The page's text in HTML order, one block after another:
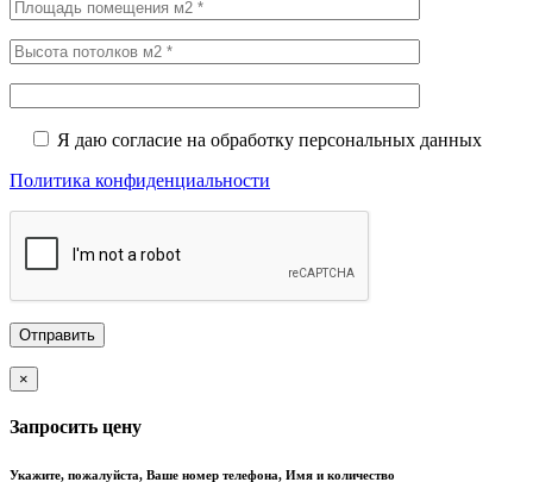
Я даю согласие на обработку персональных данных
Политика конфиденциальности
×
Запросить цену
Укажите, пожалуйста, Ваше номер телефона, Имя и количество